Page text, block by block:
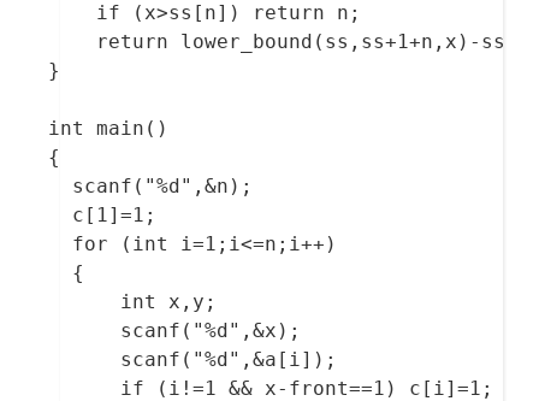
    if (x>ss[n]) return n;
    return lower_bound(ss,ss+1+n,x)-ss;
}
int main()
{
  scanf("%d",&n);
  c[1]=1;
  for (int i=1;i<=n;i++)
  {
      scanf("%d",&x);
      scanf("%d",&a[i]);
      if (i!=1 && x-front==1) c[i]=1;